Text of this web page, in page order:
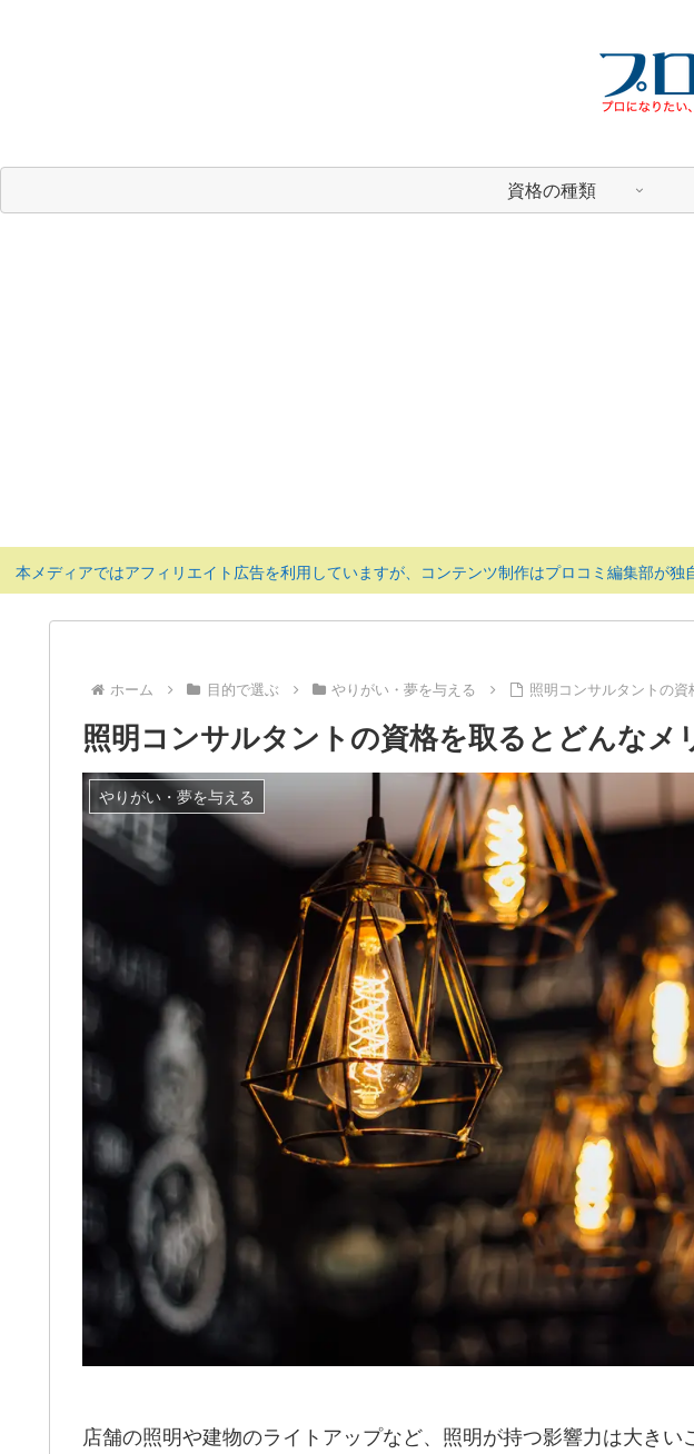
資格の種類
本メディアではアフィリエイト広告を利用していますが、コンテンツ制作はプロコミ編集部が
ホーム 目的で選ぶ やりがい・夢を与える 照明コンサルタントの
照明コンサルタントの資格を取るとどんなメ
やりがい・夢を与える
店舗の照明や建物のライトアップなど、照明が持つ影響力は大きい